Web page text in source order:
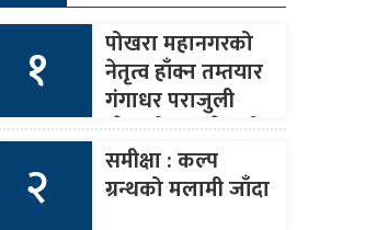
१ पोखरा महानगरको
नेतृत्व हाँक्न तम्तयार
गंगाधर पराजुली
(नेपाली कांङ्ग्रेसको
आसन्न १४औँ
महाधिवेशन)
२ समीक्षा : कल्प
ग्रन्थको मलामी जाँदा